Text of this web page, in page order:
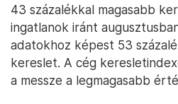
43 százalékkal magasabb
ingatlanok iránt
adatokhoz képest 53
kereslet. A cég
a messze a legmagasabb